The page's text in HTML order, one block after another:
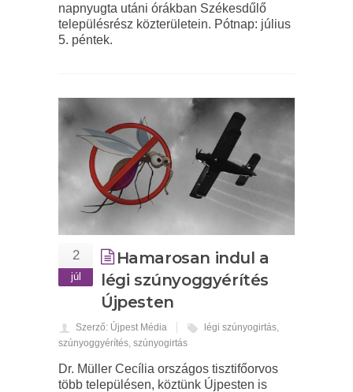
napnyugta utáni órákban Székesdűlő
településrész közterületein. Pótnap: július
5. péntek.
2
júl
Hamarosan indul a
légi szúnyoggyérítés
Újpesten
Szerző: Újpest Média légi szúnyogirtás
szúnyoggyérítés szúnyogirtás
Dr. Müller Cecília országos tisztifőorvos
több településen, köztünk Újpesten is